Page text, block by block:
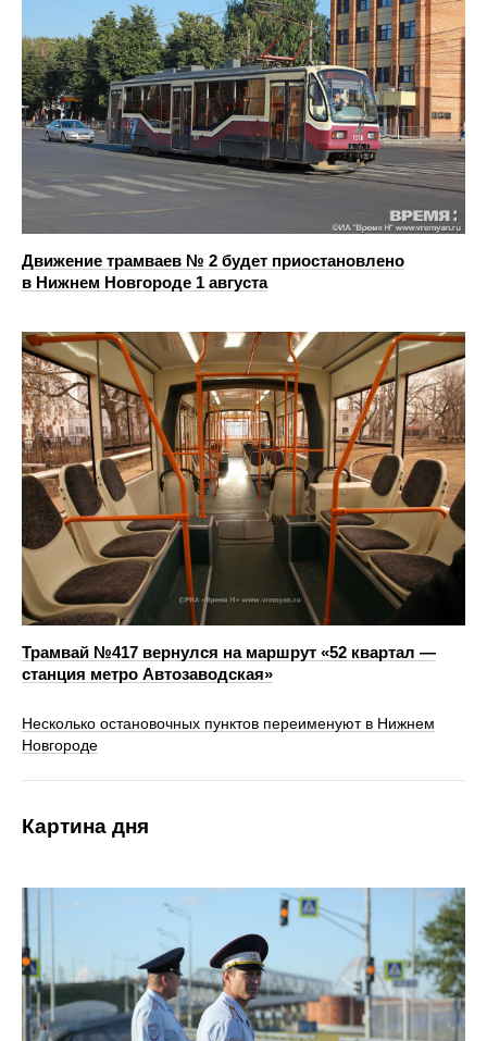
Движение трамваев № 2 будет приостановлено
в Нижнем Новгороде 1 августа
Трамвай №417 вернулся на маршрут «52 квартал —
станция метро Автозаводская»
Несколько остановочных пунктов переименуют в Нижнем
Новгороде
Картина дня